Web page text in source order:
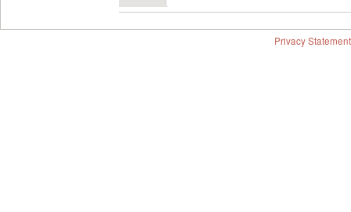
Privacy Statement